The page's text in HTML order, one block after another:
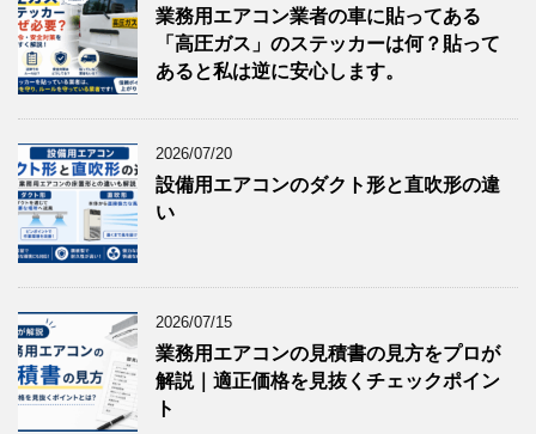
業務用エアコン業者の車に貼ってある
「高圧ガス」のステッカーは何？貼って
あると私は逆に安心します。
2026/07/20
設備用エアコンのダクト形と直吹形の違
い
2026/07/15
業務用エアコンの見積書の見方をプロが
解説｜適正価格を見抜くチェックポイン
ト